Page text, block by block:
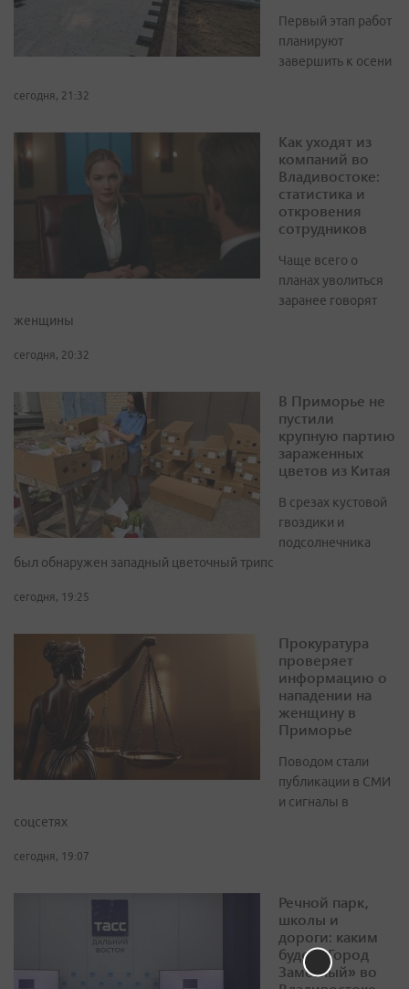
Первый этап работ
планируют
завершить к осени
сегодня, 21:32
Как уходят из
компаний во
Владивостоке:
статистика и
откровения
сотрудников
Чаще всего о
планах уволиться
заранее говорят
женщины
сегодня, 20:32
В Приморье не
пустили
крупную партию
зараженных
цветов из Китая
В срезах кустовой
гвоздики и
подсолнечника
был обнаружен западный цветочный трипс
сегодня, 19:25
Прокуратура
проверяет
информацию о
нападении на
женщину в
Приморье
Поводом стали
публикации в СМИ
и сигналы в
соцсетях
сегодня, 19:07
Речной парк,
школы и
дороги: каким
будет «Город
Заметный» во